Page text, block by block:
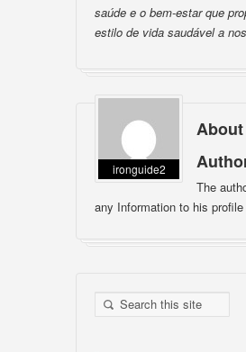
saúde e o bem-estar que
estilo de vida saudável a
ironguide2
The
any Information to his